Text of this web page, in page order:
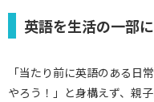
英語を生活の一部
「当たり前に英語のある日
やろう！」と身構えず、親